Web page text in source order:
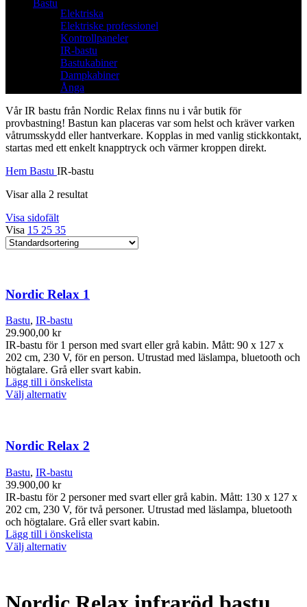
Bastu
Elektriska
Elektriske professionel
Kontrollpaneler
IR-bastu
Bastukabiner
Dampkabiner
Ånga
Vår IR bastu från Nordic Relax finns nu i vår butik för
provbastning! Bastun kan placeras var som helst och kräver varken
våtrumsskydd eller hantverkare. Kopplas in med vanlig stickkontakt,
startas med ett enkelt knapptryck och värmer kroppen direkt.
Hem Bastu IR-bastu
Visar alla 2 resultat
Visa sidofält
Visa 15 25 35
Nordic Relax 1
Bastu, IR-bastu
29.900,00 kr
IR-bastu för 1 person med svart eller grå kabin. Mått: 90 x 127 x
202 cm, 230 V, för en person. Utrustad med läslampa, bluetooth och
högtalare. Grå eller svart kabin.
Lägg till i önskelista
Välj alternativDen
flera
varianter.
De
olika
kan
väljas
på
produktsidan
Nordic Relax 2
Bastu, IR-bastu
39.900,00 kr
IR-bastu för 2 personer med svart eller grå kabin. Mått: 130 x 127 x
202 cm, 230 V, för två personer. Utrustad med läslampa, bluetooth
och högtalare. Grå eller svart kabin.
Lägg till i önskelista
Välj alternativDen
flera